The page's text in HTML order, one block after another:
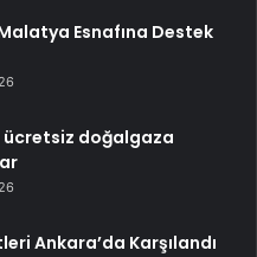
Esnafına Destek
ücretsiz doğalgaza
Ankara’da Karşılandı